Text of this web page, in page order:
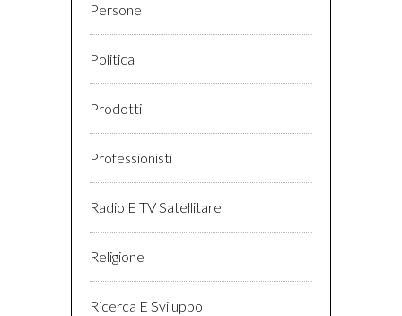
Persone
Politica
Prodotti
Professionisti
Radio E TV Satellitare
Religione
Ricerca E Sviluppo